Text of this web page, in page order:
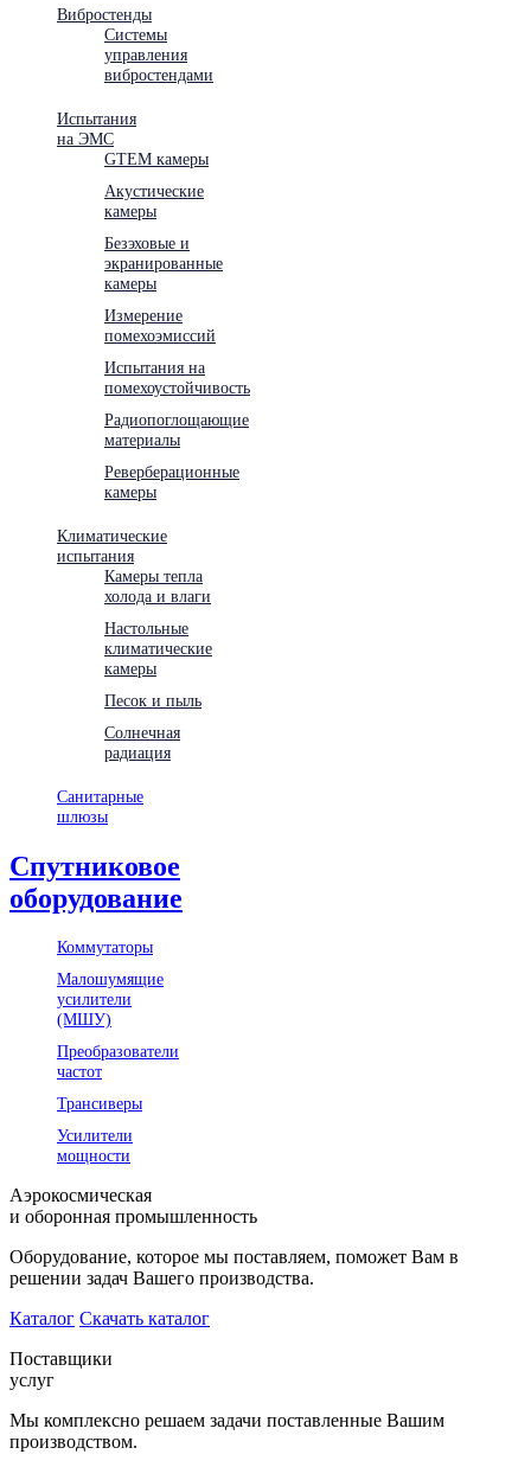
Вибростенды
Системы
управления
вибростендами
Испытания
на ЭМС
GTEM камеры
Акустические
камеры
Безэховые и
экранированные
камеры
Измерение
помехоэмиссий
Испытания на
помехоустойчивость
Радиопоглощающие
материалы
Реверберационные
камеры
Климатические
испытания
Камеры тепла
холода и влаги
Настольные
климатические
камеры
Песок и пыль
Солнечная
радиация
Санитарные
шлюзы
Спутниковое
оборудование
Коммутаторы
Малошумящие
усилители
(МШУ)
Преобразователи
частот
Трансиверы
Усилители
мощности
Аэрокосмическая
и оборонная промышленность
Оборудование, которое мы поставляем, поможет Вам в
решении задач Вашего производства.
Каталог Скачать каталог
Поставщики
услуг
Мы комплексно решаем задачи поставленные Вашим
производством.